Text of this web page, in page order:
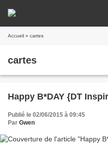
Accueil » cartes
cartes
Happy B*DAY {DT
Publié le 02/06/2015 à 09:45
Par Gwen